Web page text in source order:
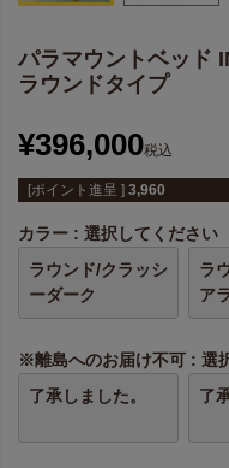
パラマウントベッド
ラウンドタイプ
¥396,000税込
[ポイント進呈 ] 3,960
カラー
選択してください
ラウンド/クラッシ
ーダーク
ラ
ア
※離島へのお届け不可
選
了承しました。
了